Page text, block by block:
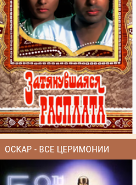
ОСКАР - ВСЕ ЦЕРИМОНИИ